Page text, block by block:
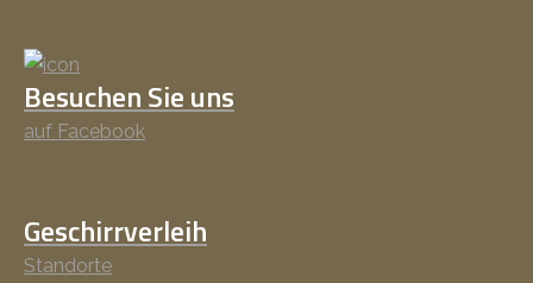
Besuchen Sie uns
auf Facebook
Geschirrverleih
Standorte